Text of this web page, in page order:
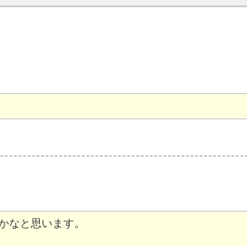
なと思います。